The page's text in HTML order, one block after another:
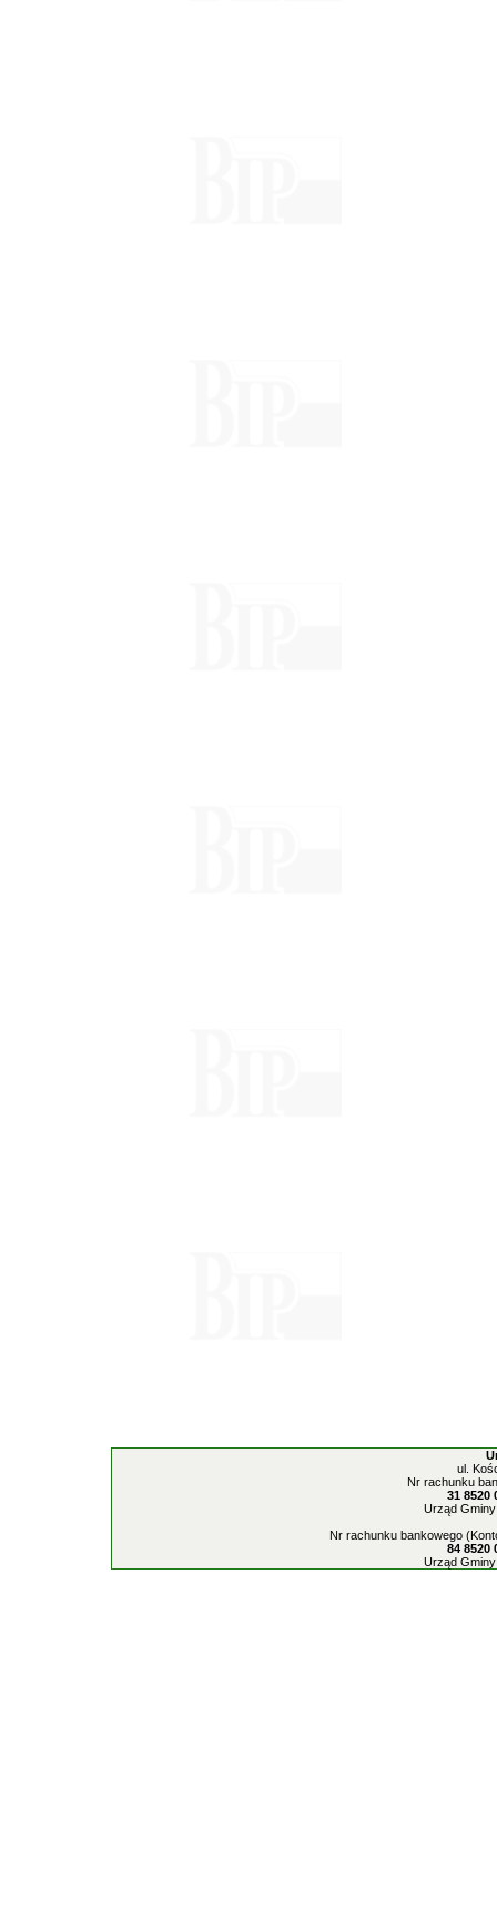
ul.
Nr rachunku
31 8520
Urząd
Nr rachunku bankowego
84 8520
Urząd